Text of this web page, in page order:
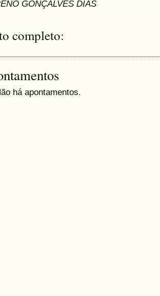
GONÇALVES DIAS
completo:
há apontamentos.